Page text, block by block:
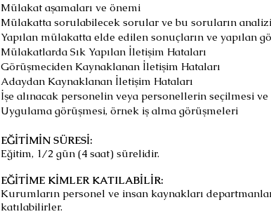
Mülakat aşamaları ve önemi
Mülakatta sorulabilecek sorular ve bu soruların analizi
Yapılan mülakatta elde edilen sonuçların ve yapılan
Mülakatlarda Sık Yapılan İletişim Hataları
Görüşmeciden Kaynaklanan İletişim Hataları
Adaydan Kaynaklanan İletişim Hataları
İşe alınacak personelin veya personellerin seçilmesi
Uygulama görüşmesi, örnek iş alma görüşmeleri
EĞİTİMİN SÜRESİ:
Eğitim, 1/2 gün (4 saat) sürelidir.
EĞİTİME KİMLER KATILABİLİR:
Kurumların personel ve insan kaynakları
katılabilirler.